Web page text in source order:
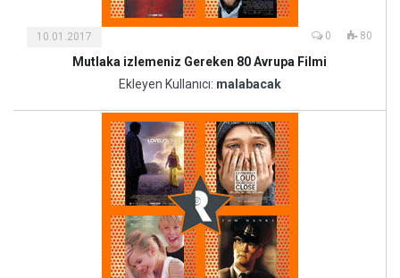
10.01.2017 0 80
Mutlaka izlemeniz Gereken 80 Avrupa Filmi
Ekleyen Kullanıcı: malabacak